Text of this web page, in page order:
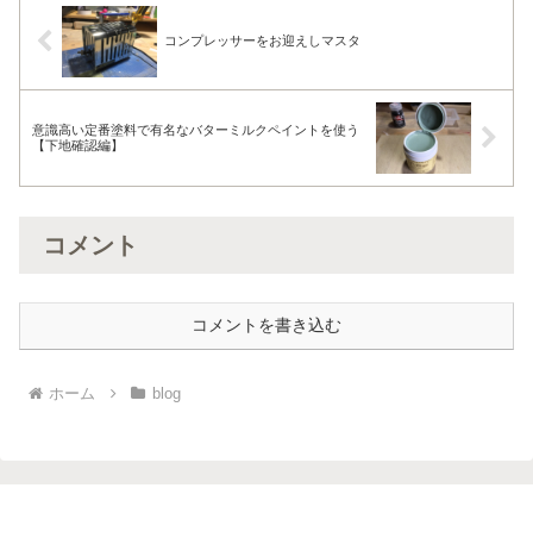
コンプレッサーをお迎えしマスタ
意識高い定番塗料で有名なバターミルクペイントを使う
【下地確認編】
コメント
コメントを書き込む
ホーム blog